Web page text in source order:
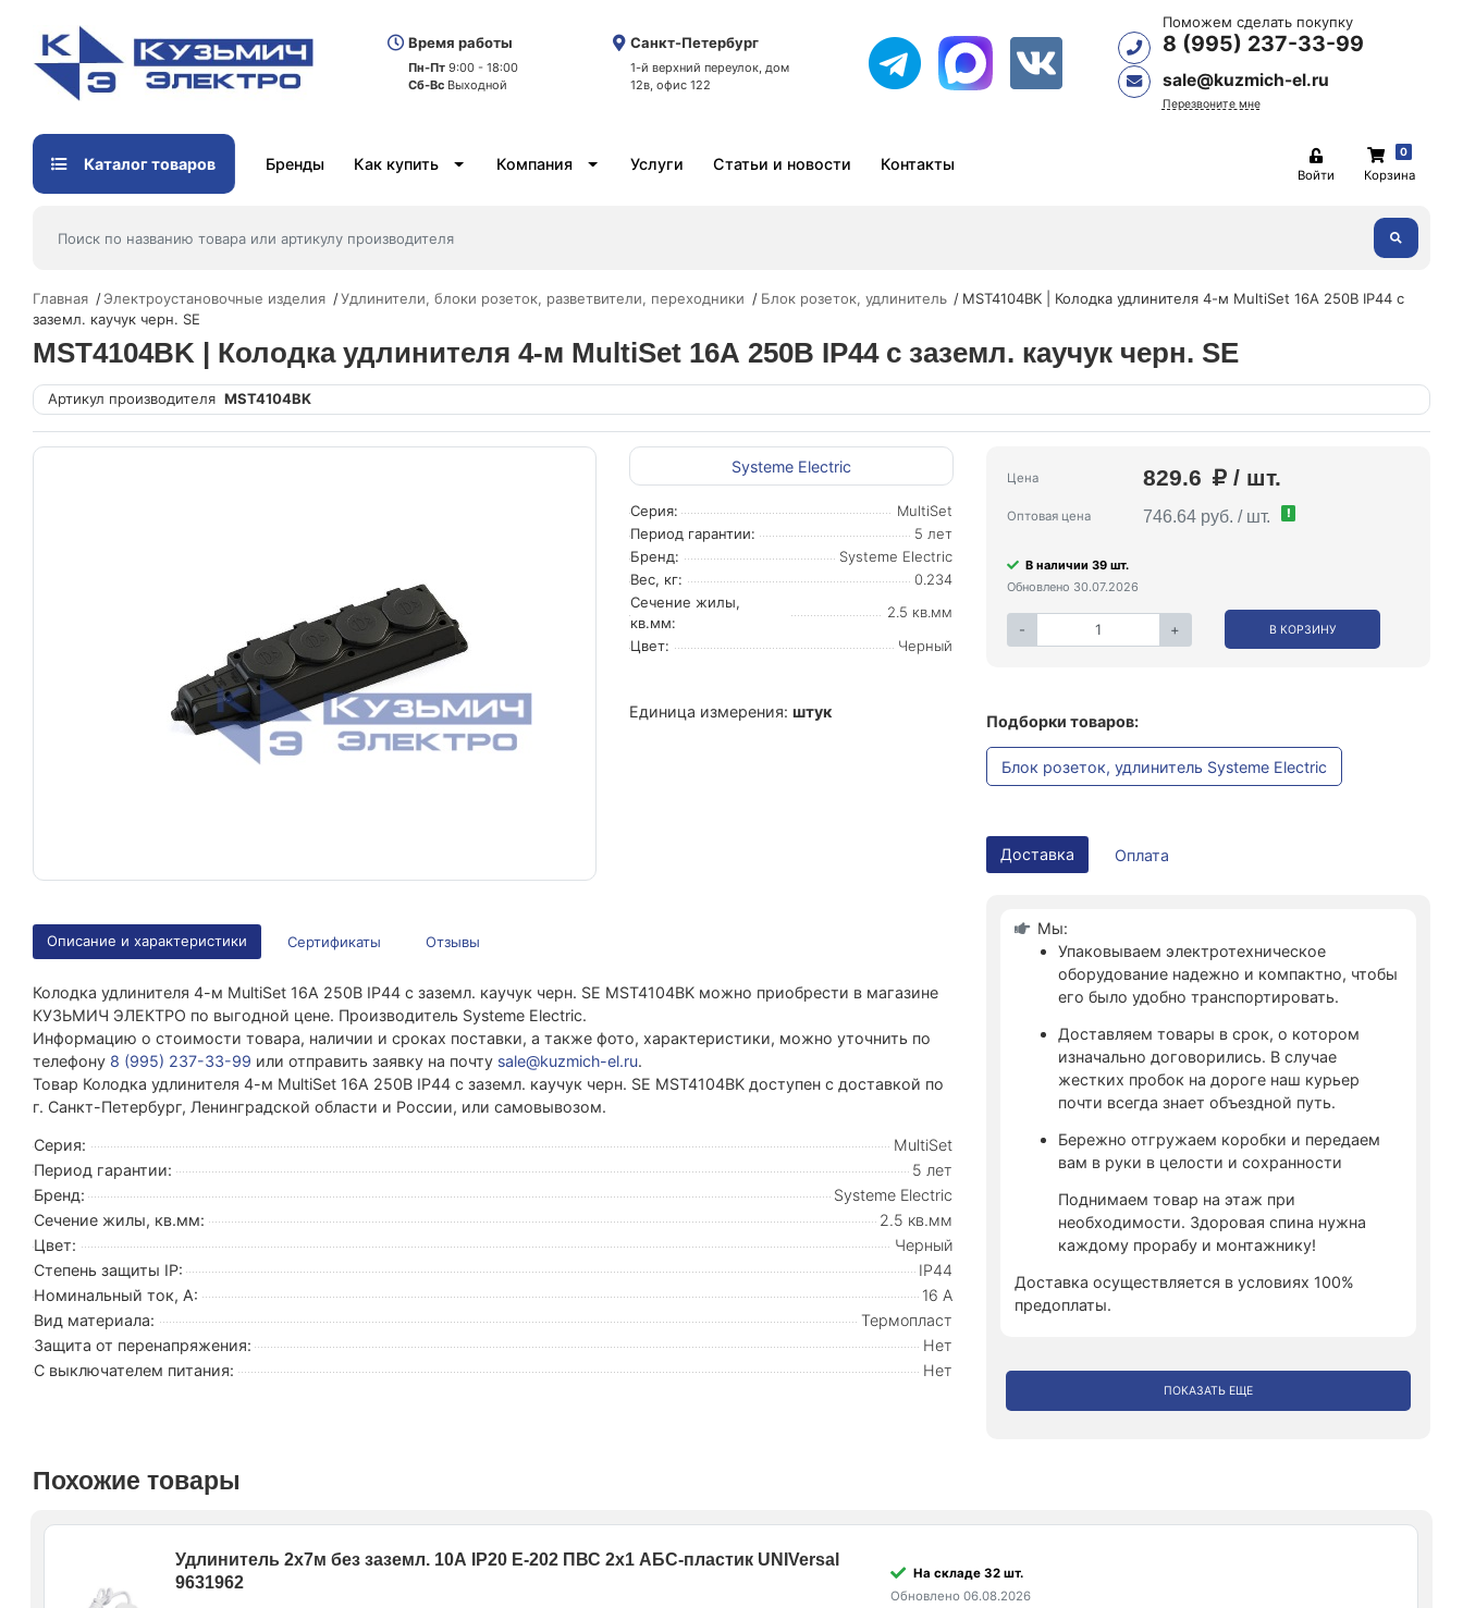
Время работы
Пн-Пт 9:00 - 18:00
Сб-Вс Выходной
Санкт-Петербург
1-й верхний переулок, дом
12в, офис 122
Поможем сделать покупку
8 (995) 237-33-99
sale@kuzmich-el.ru
Перезвоните мне
Каталог товаров Бренды Как купить Компания Услуги Статьи и новости Контакты
Войти
0
Корзина
Главная Электроустановочные изделия Удлинители, блоки розеток, разветвители, переходники Блок розеток, удлинитель
MST4104BK | Колодка удлинителя 4-м MultiSet 16А 250В IP44 с
заземл. каучук черн. SE
MST4104BK | Колодка удлинителя 4-м MultiSet 16А 250В IP44 с заземл. каучук черн. SE
Артикул производителя MST4104BK
Systeme Electric
Серия:
MultiSet
Период гарантии:
5 лет
Бренд:
Systeme Electric
Вес, кг:
0.234
Сечение жилы,
кв.мм:
2.5 кв.мм
Цвет:
Черный
Единица измерения: штук
Цена 829.6 / шт.
Оптовая цена 746.64 руб. / шт. !
В наличии 39 шт.
Обновлено 30.07.2026
- + В КОРЗИНУ
Подборки товаров:
Блок розеток, удлинитель Systeme Electric
Доставка Оплата
Мы:
Упаковываем электротехническое
оборудование надежно и компактно, чтобы
его было удобно транспортировать.
Доставляем товары в срок, о котором
изначально договорились. В случае
жестких пробок на дороге наш курьер
почти всегда знает объездной путь.
Бережно отгружаем коробки и передаем
вам в руки в целости и сохранности
Поднимаем товар на этаж при
необходимости. Здоровая спина нужна
каждому прорабу и монтажнику!
Доставка осуществляется в условиях 100%
предоплаты.
ПОКАЗАТЬ ЕЩЕ
Описание и характеристики Сертификаты Отзывы
Колодка удлинителя 4-м MultiSet 16А 250В IP44 с заземл. каучук черн. SE MST4104BK можно приобрести в магазине
КУЗЬМИЧ ЭЛЕКТРО по выгодной цене. Производитель Systeme Electric.
Информацию о стоимости товара, наличии и сроках поставки, а также фото, характеристики, можно уточнить по
телефону 8 (995) 237-33-99 или отправить заявку на почту sale@kuzmich-el.ru.
Товар Колодка удлинителя 4-м MultiSet 16А 250В IP44 с заземл. каучук черн. SE MST4104BK доступен с доставкой по
г. Санкт-Петербург, Ленинградской области и России, или самовывозом.
Серия:
MultiSet
Период гарантии:
5 лет
Бренд:
Systeme Electric
Сечение жилы, кв.мм:
2.5 кв.мм
Цвет:
Черный
Степень защиты IP:
IP44
Номинальный ток, А:
16 А
Вид материала:
Термопласт
Защита от перенапряжения:
Нет
С выключателем питания:
Нет
Похожие товары
Удлинитель 2х7м без заземл. 10А IP20 Е-202 ПВС 2х1 АБС-пластик UNIVersal
9631962
На складе 32 шт.
Обновлено 06.08.2026